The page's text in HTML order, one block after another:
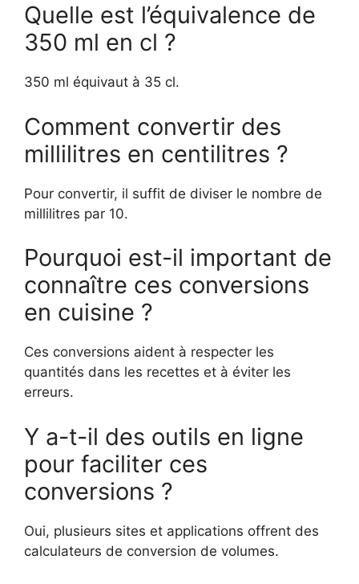
Quelle est l’équivalence de
350 ml en cl ?
350 ml équivaut à 35 cl.
Comment convertir des
millilitres en centilitres ?
Pour convertir, il suffit de diviser le nombre de
millilitres par 10.
Pourquoi est-il important de
connaître ces conversions
en cuisine ?
Ces conversions aident à respecter les
quantités dans les recettes et à éviter les
erreurs.
Y a-t-il des outils en ligne
pour faciliter ces
conversions ?
Oui, plusieurs sites et applications offrent des
calculateurs de conversion de volumes.